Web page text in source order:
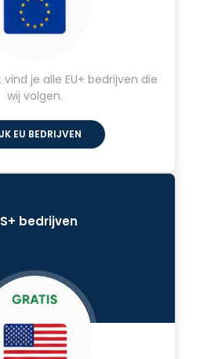
je alle EU+ bedrijven die
wij volgen.
EU BEDRIJVEN
bedrijven